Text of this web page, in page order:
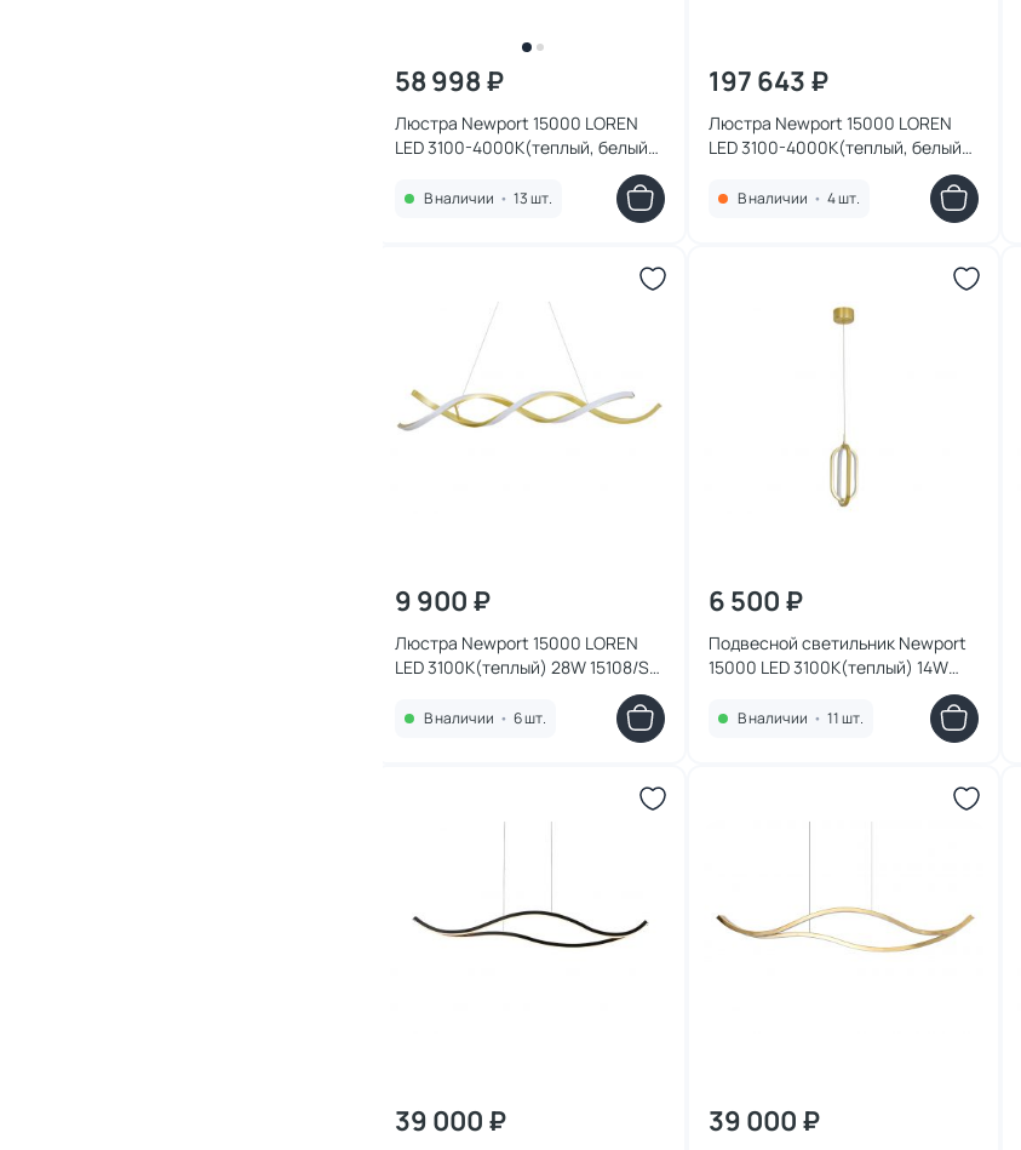
58 998 ₽
Люстра Newport 15000 LOREN
LED 3100-4000К(теплый, белый)
В наличии • 13 шт.
197 643 ₽
Люстра Newport 15000 LOREN
LED 3100-4000К(теплый, белый)
В наличии • 4 шт.
9 900 ₽
Люстра Newport 15000 LOREN
LED 3100K(теплый) 28W 15108/S
В наличии • 6 шт.
6 500 ₽
Подвесной светильник Newport
15000 LED 3100K(теплый) 14W
В наличии • 11 шт.
39 000 ₽ 39 000 ₽